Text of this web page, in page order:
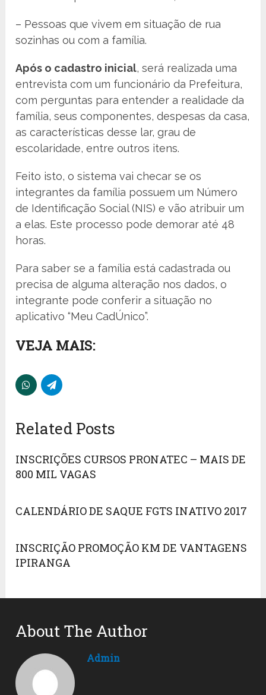
– Pessoas que vivem em situação de rua
sozinhas ou com a família.
Após o cadastro inicial, será realizada uma
entrevista com um funcionário da Prefeitura,
com perguntas para entender a realidade da
família, seus componentes, despesas da casa,
as características desse lar, grau de
escolaridade, entre outros itens.
Feito isto, o sistema vai checar se os
integrantes da família possuem um Número
de Identificação Social (NIS) e vão atribuir um
a elas. Este processo pode demorar até 48
horas.
Para saber se a família está cadastrada ou
precisa de alguma alteração nos dados, o
integrante pode conferir a situação no
aplicativo “Meu CadÚnico”.
VEJA MAIS:
Related Posts
INSCRIÇÕES CURSOS PRONATEC – MAIS DE
800 MIL VAGAS
CALENDÁRIO DE SAQUE FGTS INATIVO 2017
INSCRIÇÃO PROMOÇÃO KM DE VANTAGENS
IPIRANGA
About The Author
Admin